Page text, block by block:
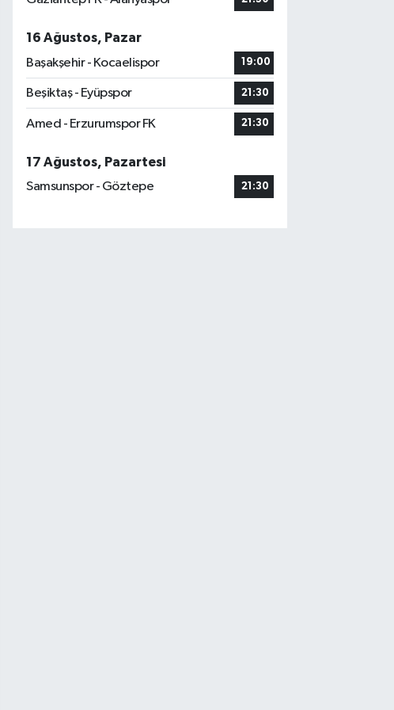
16 Ağustos, Pazar
Başakşehir - Kocaelispor
19:00
Beşiktaş - Eyüpspor 21:30
Amed - Erzurumspor FK 21:30
17 Ağustos, Pazartesi
Samsunspor - Göztepe
21:30